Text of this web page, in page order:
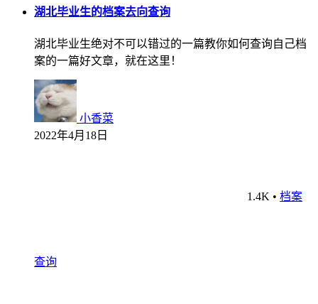
湖北毕业生的档案去向查询
湖北毕业生绝对不可以错过的一篇教你如何查询自己档
案的一篇好文章，就在这里！
小香菜
2022年4月18日
1.4K • 档案
查询